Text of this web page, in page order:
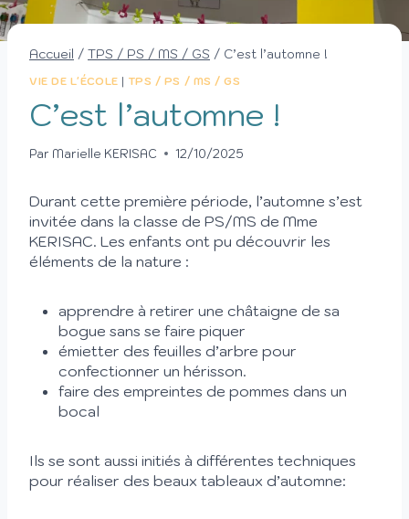
Accueil / TPS / PS / MS / GS / C’est l’automne !
VIE DE L'ÉCOLE TPS / PS / MS / GS
C’est l’automne !
Par Marielle KERISAC 12/10/2025
Durant cette première période, l’automne s’est
invitée dans la classe de PS/MS de Mme
KERISAC. Les enfants ont pu découvrir les
éléments de la nature :
apprendre à retirer une châtaigne de sa
bogue sans se faire piquer
émietter des feuilles d’arbre pour
confectionner un hérisson.
faire des empreintes de pommes dans un
bocal
Ils se sont aussi initiés à différentes techniques
pour réaliser des beaux tableaux d’automne: